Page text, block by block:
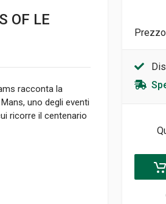
OF LE
racconta la
uno degli eventi
ricorre il centenario